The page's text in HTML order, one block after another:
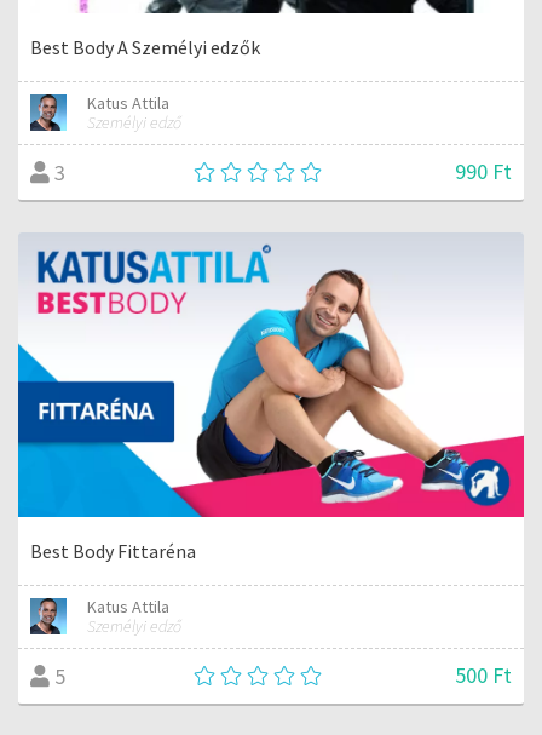
Best Body A Személyi edzők
Katus Attila
Személyi edző
3 990 Ft
Best Body Fittaréna
Katus Attila
Személyi edző
5 500 Ft